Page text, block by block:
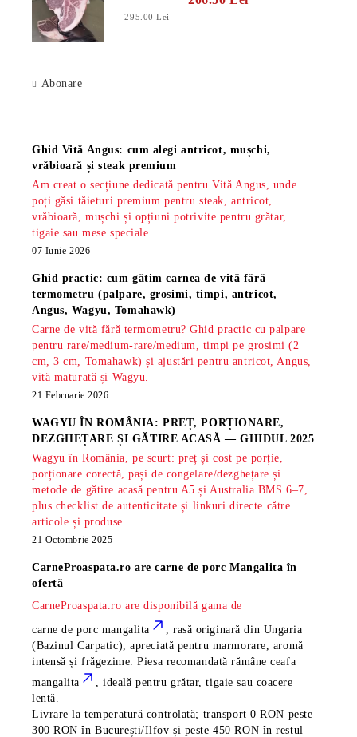
295.00 Lei
Abonare
Ghid Vită Angus: cum alegi antricot, mușchi,
vrăbioară și steak premium
Am creat o secțiune dedicată pentru Vită Angus, unde
poți găsi tăieturi premium pentru steak, antricot,
vrăbioară, mușchi și opțiuni potrivite pentru grătar,
tigaie sau mese speciale.
07 Iunie 2026
Ghid practic: cum gătim carnea de vită fără
termometru (palpare, grosimi, timpi, antricot,
Angus, Wagyu, Tomahawk)
Carne de vită fără termometru? Ghid practic cu palpare
pentru rare/medium-rare/medium, timpi pe grosimi (2
cm, 3 cm, Tomahawk) și ajustări pentru antricot, Angus,
vită maturată și Wagyu.
21 Februarie 2026
WAGYU ÎN ROMÂNIA: PREȚ, PORȚIONARE,
DEZGHEȚARE ȘI GĂTIRE ACASĂ — GHIDUL 2025
Wagyu în România, pe scurt: preț și cost pe porție,
porționare corectă, pași de congelare/dezghețare și
metode de gătire acasă pentru A5 și Australia BMS 6–7,
plus checklist de autenticitate și linkuri directe către
articole și produse.
21 Octombrie 2025
CarneProaspata.ro arecarne de porc Mangalita în
ofertă
CarneProaspata.ro are disponibilă gama de
carne de porc mangalita
, rasă originară din Ungaria
(Bazinul Carpatic), apreciată pentru marmorare, aromă
intensă și frăgezime. Piesa recomandată rămâneceafa
mangalita
, ideală pentru grătar, tigaie sau coacere
lentă.
Livrare la temperatură controlată; transport 0 RON peste
300 RON în București/Ilfov și peste 450 RON în restul